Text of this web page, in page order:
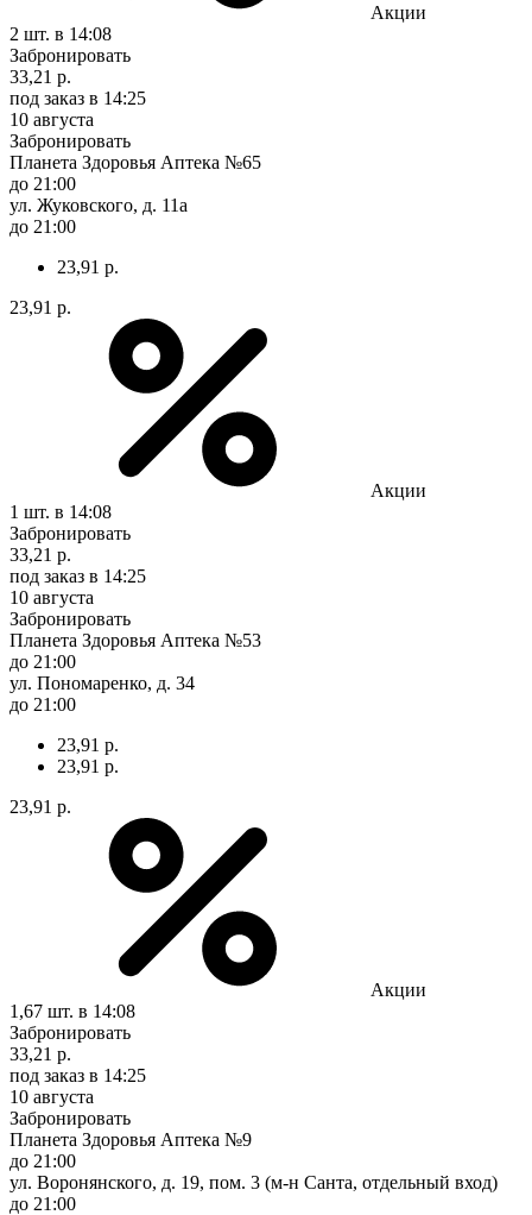
Акции
2 шт. в 14:08
Забронировать
33,21 р.
под заказ в 14:25
10 августа
Забронировать
Планета Здоровья Аптека №65
до 21:00
ул. Жуковского, д. 11а
до 21:00
23,91 р.
23,91 р.
Акции
1 шт. в 14:08
Забронировать
33,21 р.
под заказ в 14:25
10 августа
Забронировать
Планета Здоровья Аптека №53
до 21:00
ул. Пономаренко, д. 34
до 21:00
23,91 р.
23,91 р.
23,91 р.
Акции
1,67 шт. в 14:08
Забронировать
33,21 р.
под заказ в 14:25
10 августа
Забронировать
Планета Здоровья Аптека №9
до 21:00
ул. Воронянского, д. 19, пом. 3 (м-н Санта, отдельный вход)
до 21:00